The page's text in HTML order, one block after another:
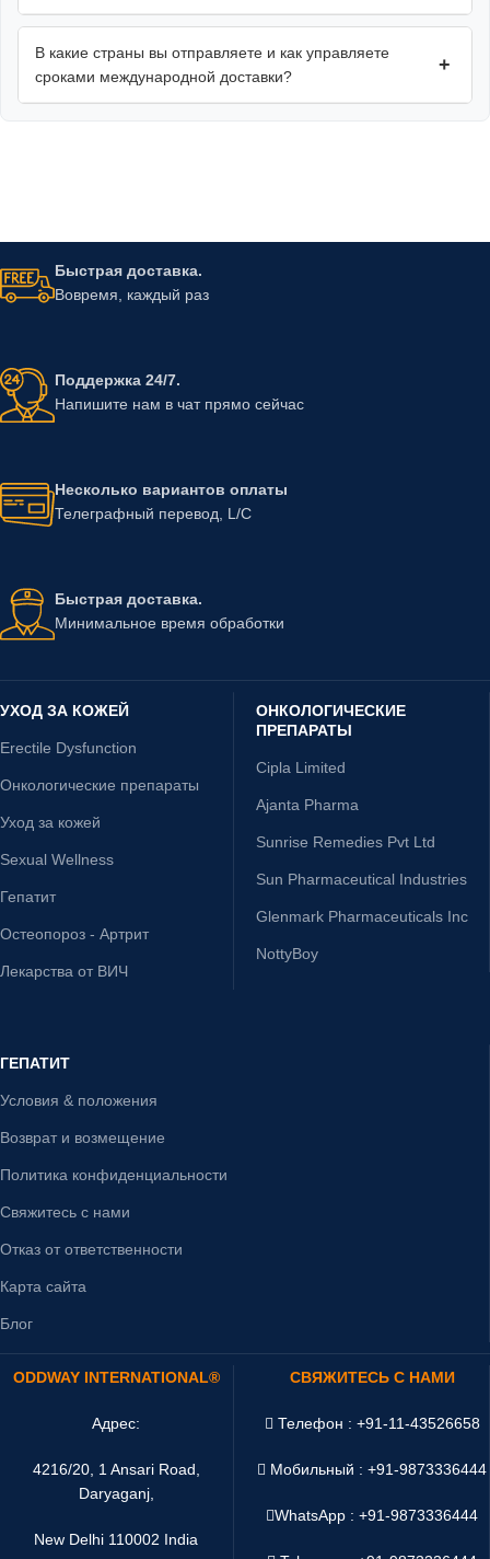
В какие страны вы отправляете и как управляете
сроками международной доставки?
+
Быстрая доставка.
Вовремя, каждый раз
Поддержка 24/7.
Напишите нам в чат прямо сейчас
Несколько вариантов оплаты
Телеграфный перевод, L/C
Быстрая доставка.
Минимальное время обработки
УХОД ЗА КОЖЕЙ
Erectile Dysfunction
Онкологические препараты
Уход за кожей
Sexual Wellness
Гепатит
Остеопороз - Артрит
Лекарства от ВИЧ
ОНКОЛОГИЧЕСКИЕ
ПРЕПАРАТЫ
Cipla Limited
Ajanta Pharma
Sunrise Remedies Pvt Ltd
Sun Pharmaceutical Industries
Glenmark Pharmaceuticals Inc
NottyBoy
ГЕПАТИТ
Условия & положения
Возврат и возмещение
Политика конфиденциальности
Свяжитесь с нами
Отказ от ответственности
Карта сайта
Блог
ODDWAY INTERNATIONAL®
Адрес:
4216/20, 1 Ansari Road,
Daryaganj,
New Delhi 110002 India
СВЯЖИТЕСЬ С НАМИ
Телефон : +91-11-43526658
Мобильный : +91-9873336444
WhatsApp :+91-9873336444